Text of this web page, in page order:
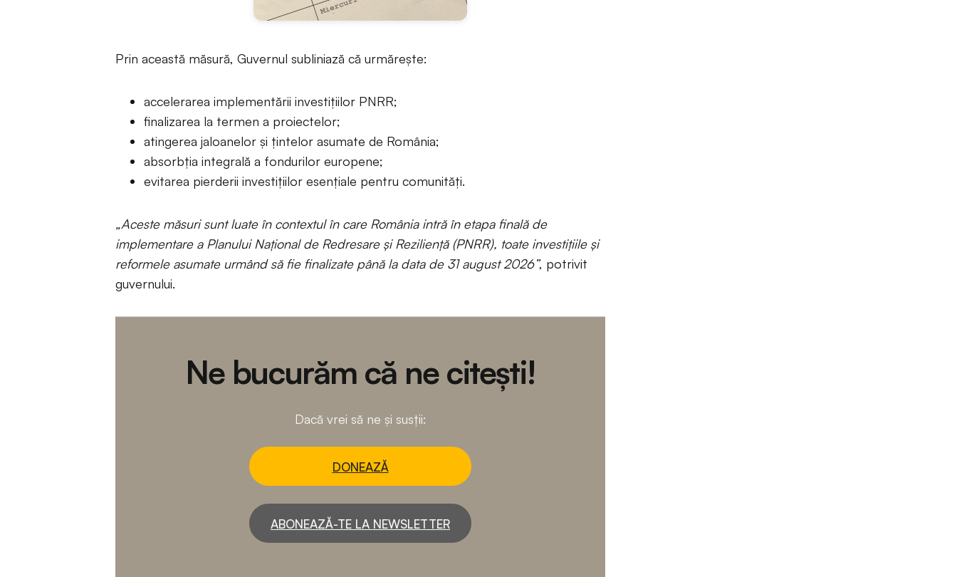
Prin această măsură, Guvernul subliniază că urmărește:
accelerarea implementării investițiilor PNRR;
finalizarea la termen a proiectelor;
atingerea jaloanelor și țintelor asumate de România;
absorbția integrală a fondurilor europene;
evitarea pierderii investițiilor esențiale pentru comunități.
„Aceste măsuri sunt luate în contextul în care România intră în etapa finală de
implementare a Planului Național de Redresare și Reziliență (PNRR), toate investițiile și
reformele asumate urmând să fie finalizate până la data de 31 august 2026”, potrivit
guvernului.
Ne bucurăm că ne citești!
Dacă vrei să ne și susții:
DONEAZĂ
ABONEAZĂ-TE LA NEWSLETTER